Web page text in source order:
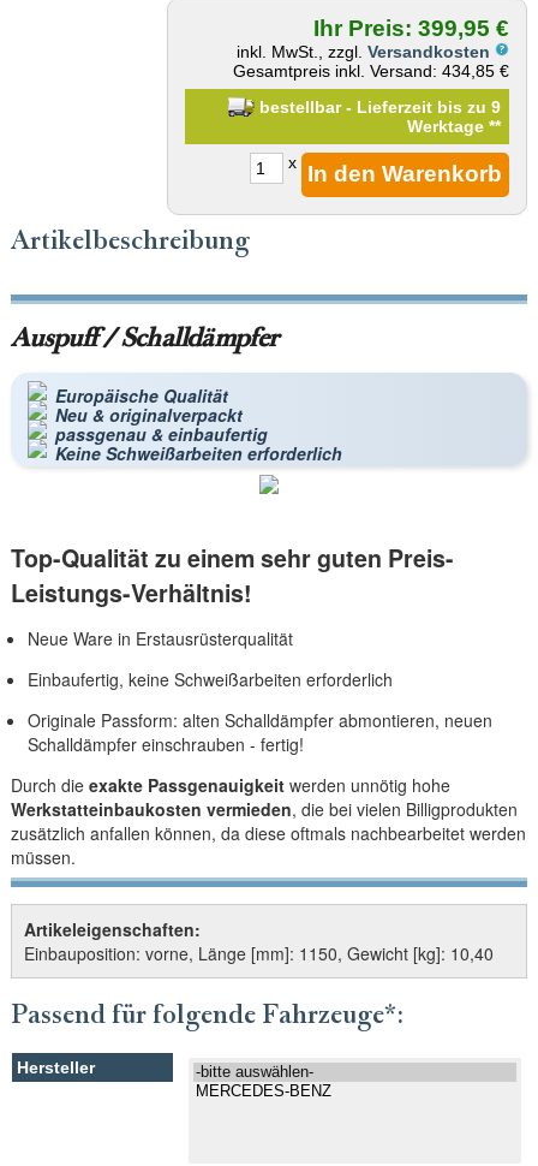
Ihr Preis: 399,95 €
inkl. MwSt., zzgl.Versandkosten
Gesamtpreis inkl. Versand: 434,85 €
bestellbar - Lieferzeit bis zu 9
Werktage**
x
Artikelbeschreibung
Auspuff / Schalldämpfer
Europäische Qualität
Neu & originalverpackt
passgenau & einbaufertig
Keine Schweißarbeiten erforderlich
Top-Qualität zu einem sehr guten Preis-
Leistungs-Verhältnis!
Neue Ware in Erstausrüsterqualität
Einbaufertig, keine Schweißarbeiten erforderlich
Originale Passform: alten Schalldämpfer abmontieren, neuen
Schalldämpfer einschrauben - fertig!
Durch die exakte Passgenauigkeitwerden unnötig hohe
Werkstatteinbaukosten vermieden, die bei vielen Billigprodukten
zusätzlich anfallen können, da diese oftmals nachbearbeitet werden
müssen.
Artikeleigenschaften:
Einbauposition: vorne, Länge [mm]: 1150, Gewicht [kg]: 10,40
Passend für folgende Fahrzeuge*: